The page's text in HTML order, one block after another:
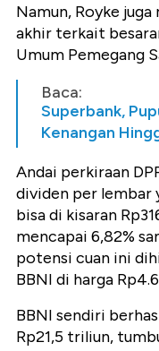
Namun, Royke
akhir terkait
Umum Pemegang
Baca:
Superbank,
Kenangan
Andai perkiraan
dividen per lembar
bisa di kisaran
mencapai 6,82%
potensi cuan ini
BBNI di harga
BBNI sendiri
Rp21,5 triliun,